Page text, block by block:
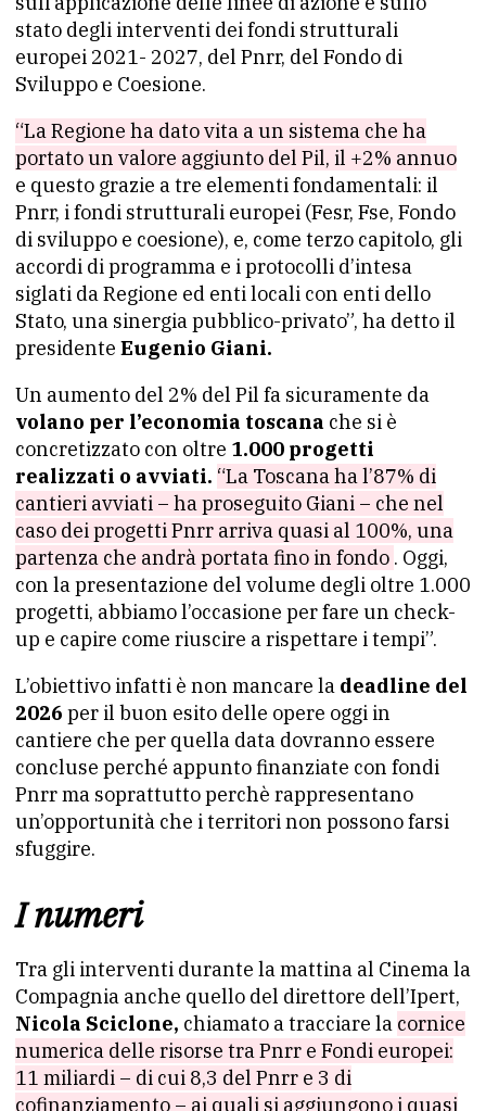
stato degli interventi dei fondi strutturali
europei 2021- 2027, del Pnrr, del Fondo di
Sviluppo e Coesione.
“La Regione ha dato vita a un sistema che ha
portato un valore aggiunto del Pil, il +2% annuo
e questo grazie a tre elementi fondamentali: il
Pnrr, i fondi strutturali europei (Fesr, Fse, Fondo
di sviluppo e coesione), e, come terzo capitolo, gli
accordi di programma e i protocolli d’intesa
siglati da Regione ed enti locali con enti dello
Stato, una sinergia pubblico-privato”, ha detto il
presidente Eugenio Giani.
Un aumento del 2% del Pil fa sicuramente da
volano per l’economia toscana che si è
concretizzato con oltre 1.000 progetti
realizzati o avviati. “La Toscana ha l’87% di
cantieri avviati – ha proseguito Giani – che nel
caso dei progetti Pnrr arriva quasi al 100%, una
partenza che andrà portata fino in fondo . Oggi,
con la presentazione del volume degli oltre 1.000
progetti, abbiamo l’occasione per fare un check-
up e capire come riuscire a rispettare i tempi”.
L’obiettivo infatti è non mancare la deadline del
2026 per il buon esito delle opere oggi in
cantiere che per quella data dovranno essere
concluse perché appunto finanziate con fondi
Pnrr ma soprattutto perchè rappresentano
un’opportunità che i territori non possono farsi
sfuggire.
I numeri
Tra gli interventi durante la mattina al Cinema la
Compagnia anche quello del direttore dell’Ipert,
Nicola Sciclone, chiamato a tracciare la cornice
numerica delle risorse tra Pnrr e Fondi europei:
11 miliardi – di cui 8,3 del Pnrr e 3 di
cofinanziamento – ai quali si aggiungono i quasi